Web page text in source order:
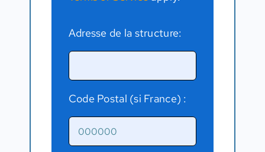
Adresse de la structure:
Code Postal (si France) :